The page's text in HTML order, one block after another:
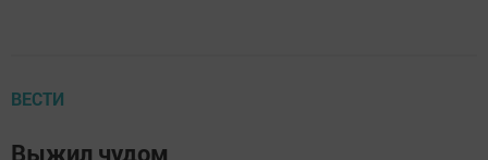
ВЕСТИ
Выжил чудом